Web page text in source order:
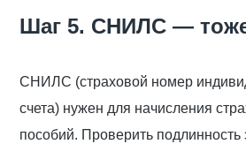
Шаг 5. СНИЛС —
СНИЛС (страховой номер
счета) нужен для начисления
пособий. Проверить подлинность